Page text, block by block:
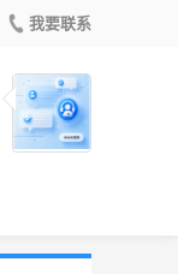
我要联系